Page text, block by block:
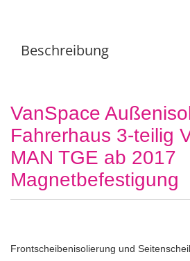
Beschreibung
VanSpace
Fahrerhaus 3-teilig
MAN TGE ab 2017
Magnetbefestigung
Frontscheibenisolierung und